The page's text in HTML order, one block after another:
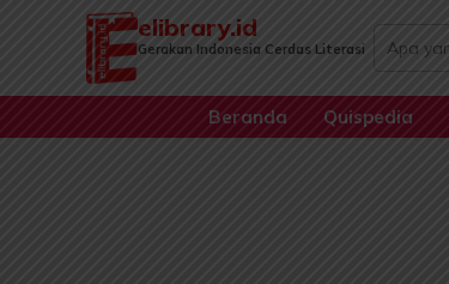
elibrary.id
Gerakan Indonesia Cerdas Literasi
Search
...
Beranda Quispedia